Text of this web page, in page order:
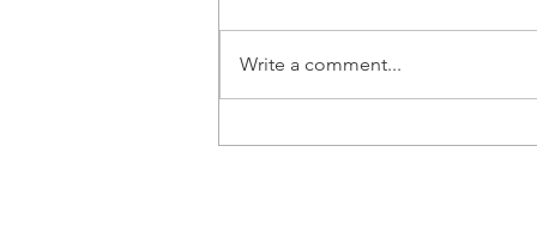
Write a comment...